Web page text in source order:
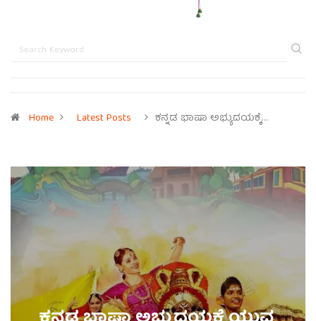
Home Latest Posts ಕನ್ನಡ ಭಾಷಾ ಅಭ್ಯುದಯಕ್ಕೆ…